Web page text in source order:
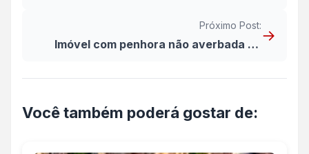
Próximo Post:
Imóvel com penhora não averbada na
comprei?
→
Você também poderá gostar de: